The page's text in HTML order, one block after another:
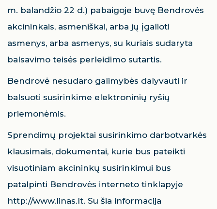
m. balandžio 22 d.) pabaigoje buvę Bendrovės
akcininkais, asmeniškai, arba jų įgalioti
asmenys, arba asmenys, su kuriais sudaryta
balsavimo teisės perleidimo sutartis.
Bendrovė nesudaro galimybės dalyvauti ir
balsuoti susirinkime elektroninių ryšių
priemonėmis.
Sprendimų projektai susirinkimo darbotvarkės
klausimais, dokumentai, kurie bus pateikti
visuotiniam akcininkų susirinkimui bus
patalpinti Bendrovės interneto tinklapyje
http://www.linas.lt. Su šia informacija